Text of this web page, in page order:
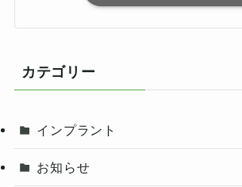
カテゴリー
インプラント
お知らせ